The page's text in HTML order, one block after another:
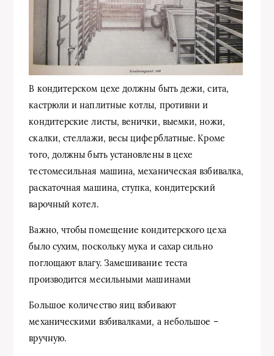
В кондитерском цехе должны быть дежи, сита,
кастрюли и наплитные котлы, противни и
кондитерские листы, венички, выемки, ножи,
скалки, стеллажи, весы циферблатные. Кроме
того, должны быть установлены в цехе
тестомесильная машина, механическая взбивалка,
раскаточная машина, ступка, кондитерский
варочный котел.
Важно, чтобы помещение кондитерского цеха
было сухим, поскольку мука и сахар сильно
поглощают влагу. Замешивание теста
производится месильными машинами
Большое количество яиц взбивают
механическими взбивалками, а небольшое –
вручную.